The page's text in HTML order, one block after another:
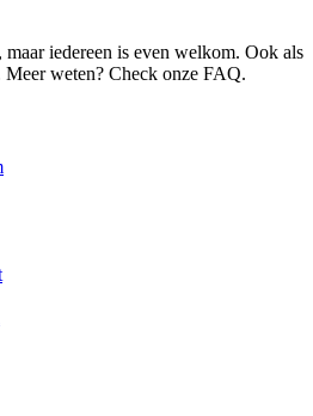
iedereen is even welkom. Ook als
weten? Check onze FAQ.